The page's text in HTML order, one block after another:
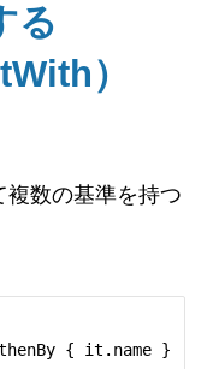
る
）
複数の基準を持つ